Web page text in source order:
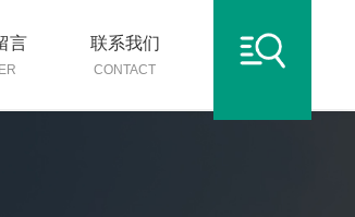
言 联系我们
CONTACT